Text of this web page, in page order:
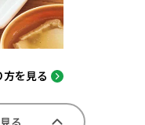
を見る
る